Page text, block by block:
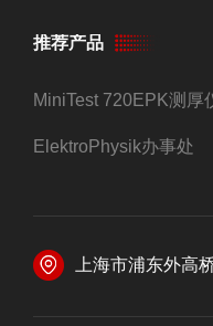
推荐产品
MiniTest 720EPK测厚
ElektroPhysik办事处
上海市浦东外高